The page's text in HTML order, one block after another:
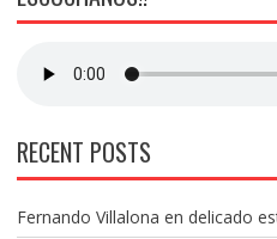
RECENT POSTS
Fernando Villalona en delicado